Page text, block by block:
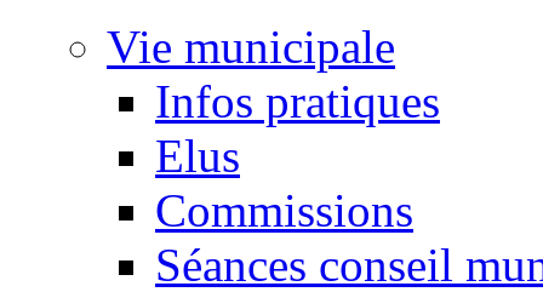
Vie municipale
Infos pratiques
Elus
Commissions
Séances conseil